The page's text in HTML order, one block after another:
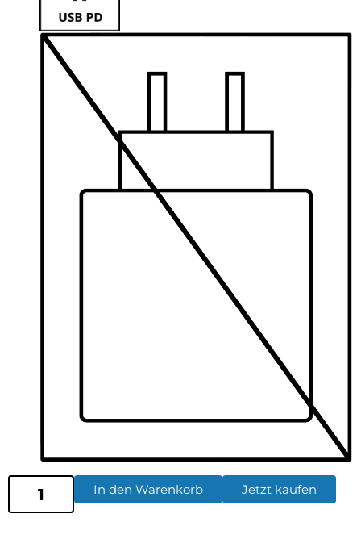
In den Warenkorb Jetzt kaufen